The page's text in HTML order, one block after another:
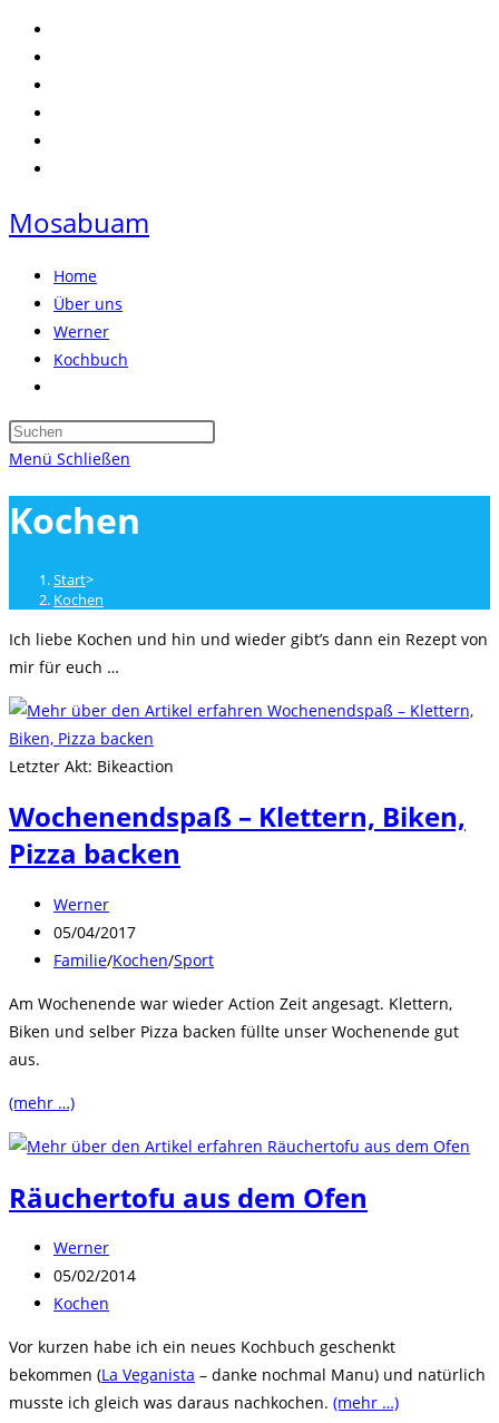
Zum
Inhalt
springen
Mosabuam
Home
Über uns
Werner
Kochbuch
umschalten
Press
Menü Schließen
Kochen
Start>
Kochen
Ich liebe Kochen und hin und wieder gibt’s dann ein Rezept von
mir für euch …
Letzter Akt: Bikeaction
Wochenendspaß – Klettern, Biken,
Pizza backen
Beitrags-
Autor:
Werner
Beitrag
veröffentlicht:
05/04/2017
Beitrags-
Familie/Kochen/Sport
Am Wochenende war wieder Action Zeit angesagt. Klettern,
Biken und selber Pizza backen füllte unser Wochenende gut
aus.
(mehr …)
Räuchertofu aus dem Ofen
Beitrags-
Autor:
Werner
Beitrag
veröffentlicht:
05/02/2014
Beitrags-
Kochen
Vor kurzen habe ich ein neues Kochbuch geschenkt
bekommen (La Veganista – danke nochmal Manu) und natürlich
musste ich gleich was daraus nachkochen. (mehr …)